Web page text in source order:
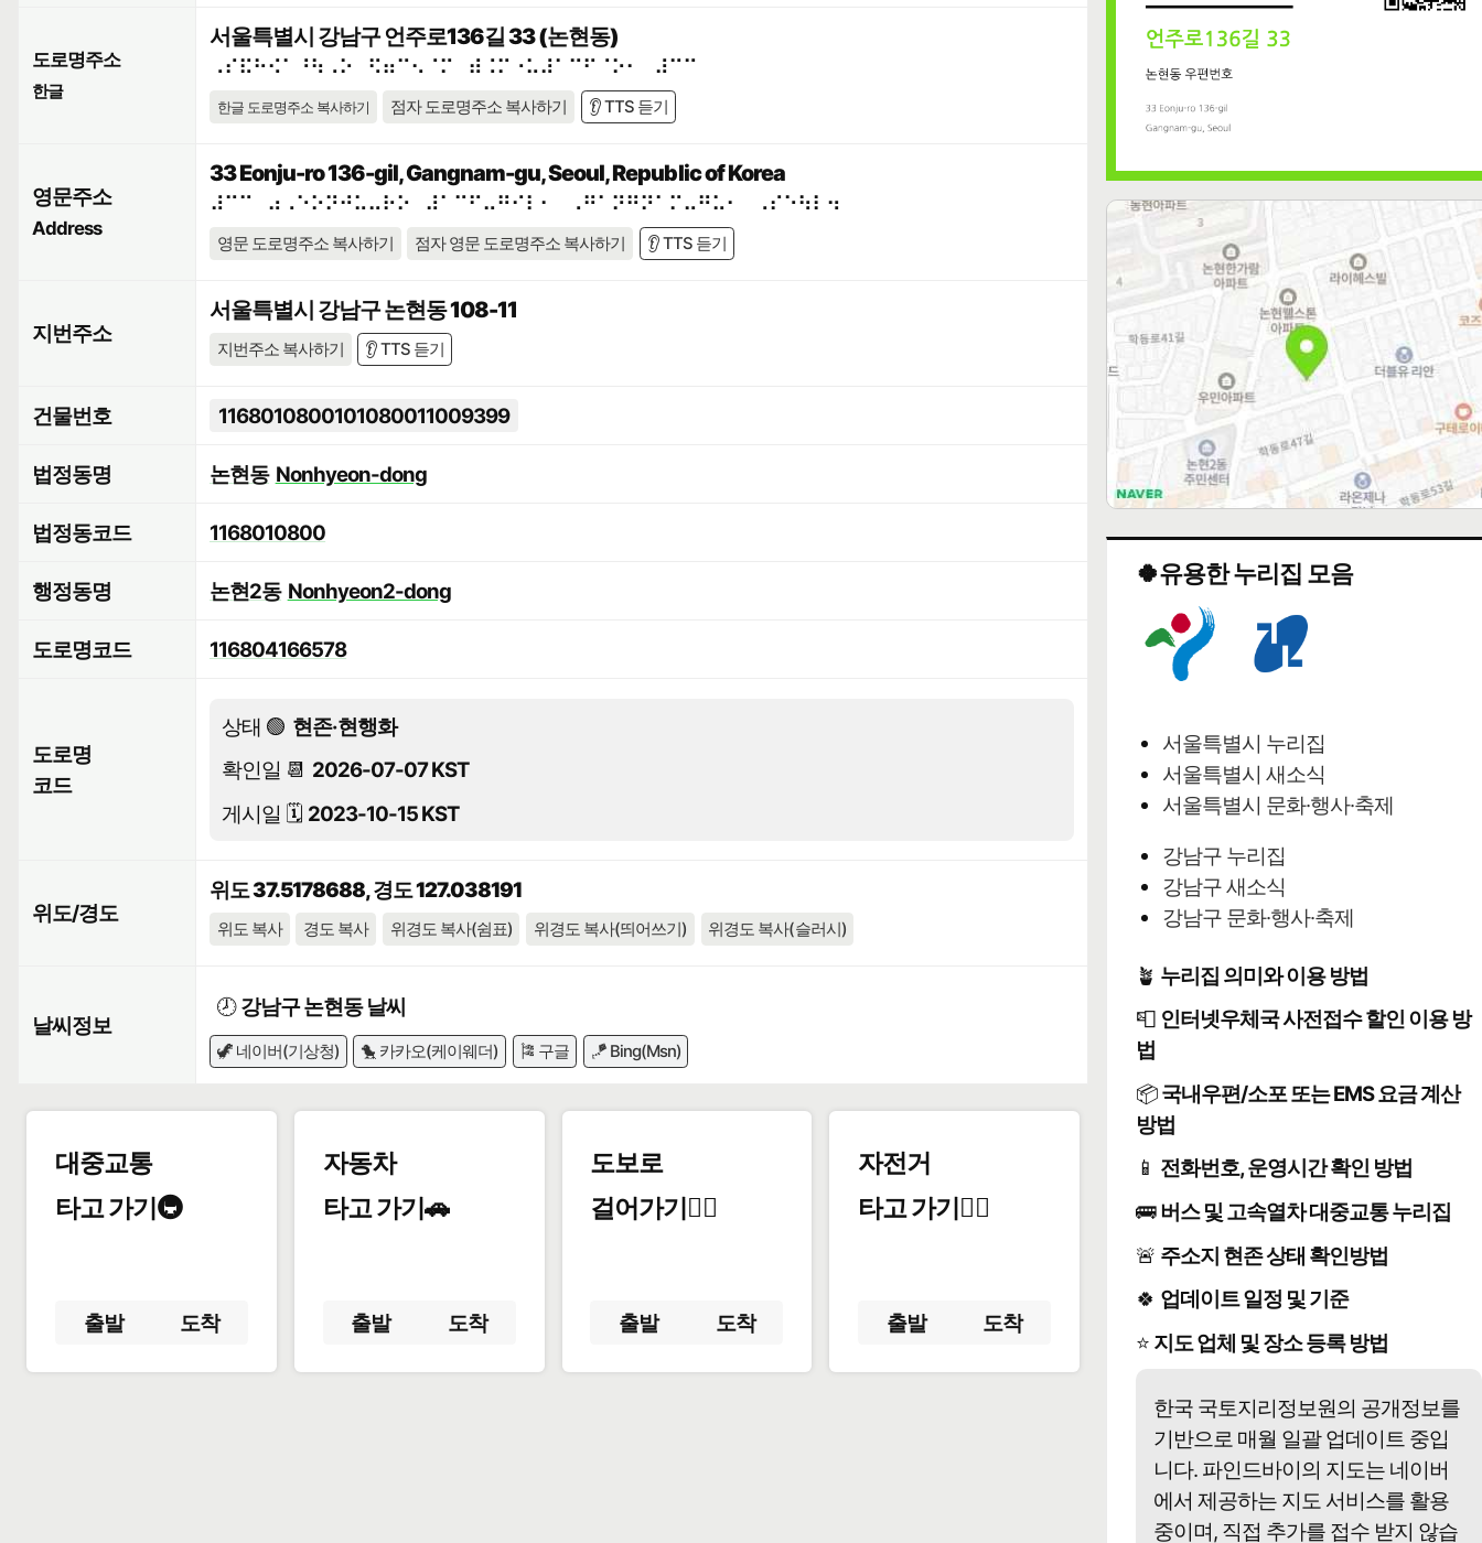
도로명주소
한글
서울특별시 강남구 언주로136길 33 (논현동)
⠠⠎⠯⠓⠪⠁⠘⠳⠠⠕⠀⠫⠶⠉⠢⠈⠍⠀⠾⠨⠍⠐⠥⠼⠁⠉⠋⠈⠕⠂⠀⠼⠉⠉
한글 도로명주소 복사하기 점자 도로명주소 복사하기 👂 TTS 듣기
영문주소
Address
33 Eonju-ro 136-gil, Gangnam-gu, Seoul, Republic of Korea
⠼⠉⠉⠀⠴⠠⠑⠕⠝⠚⠥⠤⠗⠕⠀⠼⠁⠉⠋⠤⠛⠊⠇⠂⠀⠠⠛⠁⠝⠛⠝⠁⠍⠤⠛⠥⠂⠀⠠⠎⠑⠳⠇⠲
영문 도로명주소 복사하기 점자 영문 도로명주소 복사하기 👂 TTS 듣기
지번주소
서울특별시 강남구 논현동 108-11
지번주소 복사하기 👂 TTS 듣기
건물번호 1168010800101080011009399
법정동명 논현동 Nonhyeon-dong
법정동코드 1168010800
행정동명 논현2동 Nonhyeon2-dong
도로명코드 116804166578
도로명
코드
상태 🟢 현존·현행화
확인일 📆 2026-07-07 KST
게시일 🗓️ 2023-10-15 KST
위도/경도
위도 37.5178688, 경도 127.038191
위도 복사 경도 복사 위경도 복사(쉼표) 위경도 복사(띄어쓰기) 위경도 복사(슬러시)
날씨정보
🕗강남구 논현동 날씨
🦖 네이버(기상청) 🐤 카카오(케이웨더) 🎏 구글 🪁 Bing(Msn)
대중교통
타고 가기🚇
출발 도착
자동차
타고 가기🚗
출발 도착
도보로
걸어가기🚶‍♂️
출발 도착
자전거
타고 가기🚴‍♀️
출발 도착
🍀유용한 누리집 모음
서울특별시 누리집
서울특별시 새소식
서울특별시 문화·행사·축제
강남구 누리집
강남구 새소식
강남구 문화·행사·축제
🪴 누리집 의미와 이용 방법
📮 인터넷우체국 사전접수 할인 이용 방
법
📦국내우편/소포 또는 EMS 요금 계산
방법
📱 전화번호, 운영시간 확인 방법
🚌버스 및 고속열차 대중교통 누리집
🚨 주소지 현존 상태 확인방법
🍀 업데이트 일정 및 기준
⭐ 지도 업체 및 장소 등록 방법
한국 국토지리정보원의 공개정보를
기반으로 매월 일괄 업데이트 중입
니다. 파인드바이의 지도는 네이버
에서 제공하는 지도 서비스를 활용
중이며, 직접 추가를 접수 받지 않습